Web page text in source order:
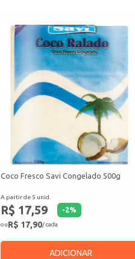
Coco Fresco Savi Congelado 500g
A partir de 5 unid.
R$ 17,59 -2%
ouR$ 17,90/ cada
ADICIONAR